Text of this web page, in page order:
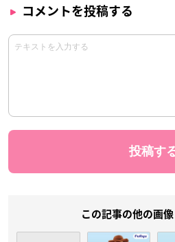
コメントを投稿する
この記事の他の画像